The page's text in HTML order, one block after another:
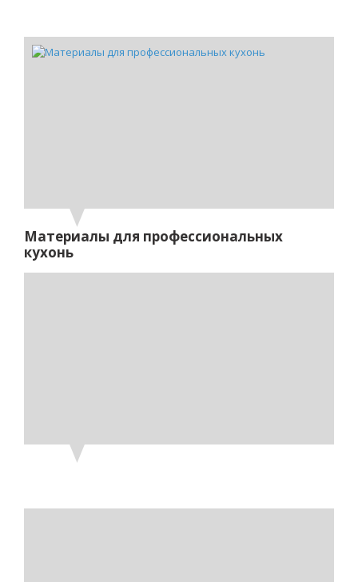
Материалы для профессиональных
кухонь